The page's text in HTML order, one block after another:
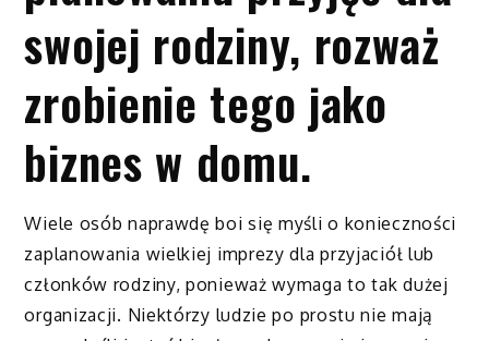
swojej rodziny, rozważ
zrobienie tego jako
biznes w domu.
Wiele osób naprawdę boi się myśli o konieczności
zaplanowania wielkiej imprezy dla przyjaciół lub
członków rodziny, ponieważ wymaga to tak dużej
organizacji. Niektórzy ludzie po prostu nie mają